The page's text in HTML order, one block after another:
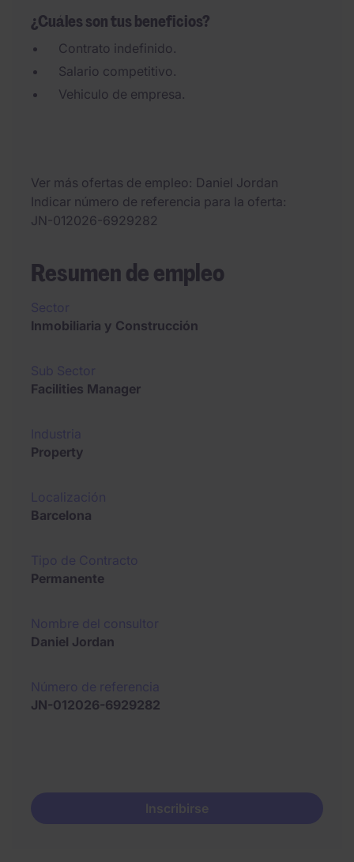
¿Cuáles son tus beneficios?
Contrato indefinido.
Salario competitivo.
Vehiculo de empresa.
Ver más ofertas de empleo
Daniel Jordan
Indicar número de referencia para la oferta
JN-012026-6929282
Resumen de empleo
Inmobiliaria y Construcción
Facilities Manager
Property
Barcelona
Permanente
Daniel Jordan
JN-012026-6929282
Inscribirse